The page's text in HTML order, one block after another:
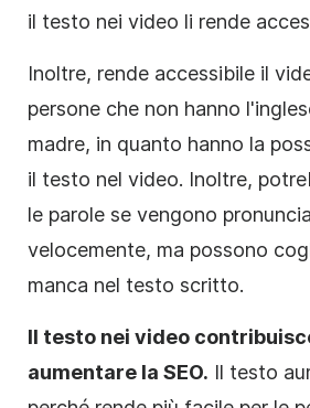
il testo nei video li rende
Inoltre, rende accessibile il
persone che non hanno
madre, in quanto hanno la
il testo nel video. Inoltre,
le parole se vengono
velocemente, ma possono
manca nel testo scritto.
Il testo nei video
aumentare la SEO. Il testo